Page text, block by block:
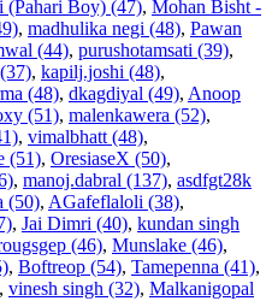
(Pahari Boy) (47), Mohan Bisht -
, madhulika negi (48), Pawan
(44), purushotamsati (39),
, kapilj.joshi (48),
(48), dkagdiyal (49), Anoop
(51), malenkawera (52),
, vimalbhatt (48),
(51), OresiaseX (50),
, manoj.dabral (137), asdfgt28k
(50), AGafeflaloli (38),
, Jai Dimri (40), kundan singh
(46), Munslake (46),
, Boftreop (54), Tamepenna (41),
, vinesh singh (32), Malkanigopal